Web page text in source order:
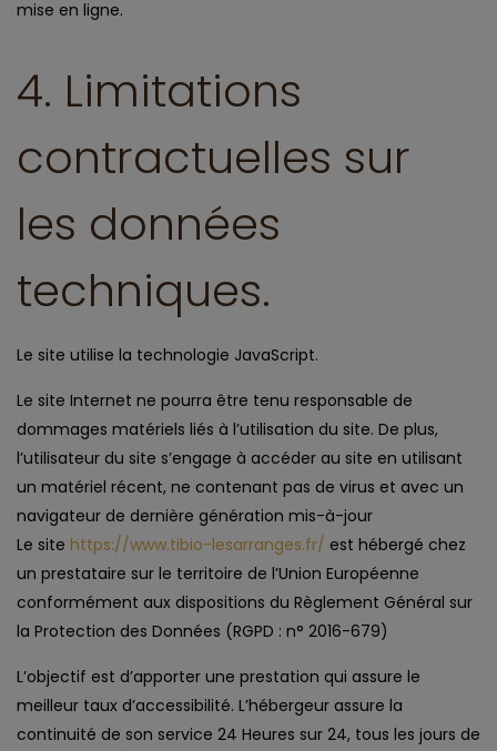
mise en ligne.
4. Limitations
contractuelles sur
les données
techniques.
Le site utilise la technologie JavaScript.
Le site Internet ne pourra être tenu responsable de
dommages matériels liés à l’utilisation du site. De plus,
l’utilisateur du site s’engage à accéder au site en utilisant
un matériel récent, ne contenant pas de virus et avec un
navigateur de dernière génération mis-à-jour
Le site https://www.tibio-lesarranges.fr/ est hébergé chez
un prestataire sur le territoire de l’Union Européenne
conformément aux dispositions du Règlement Général sur
la Protection des Données (RGPD : n° 2016-679)
L’objectif est d’apporter une prestation qui assure le
meilleur taux d’accessibilité. L’hébergeur assure la
continuité de son service 24 Heures sur 24, tous les jours de